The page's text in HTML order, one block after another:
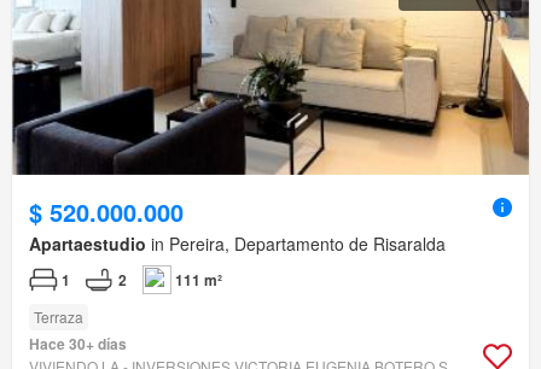
$ 520.000.000
Apartaestudio in Pereira, Departamento de Risaralda
1 2 111 m²
Terraza
Hace 30+ días